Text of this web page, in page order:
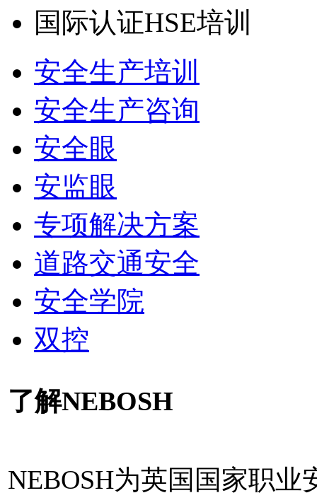
国际认证HSE培训
安全生产培训
安全生产咨询
安全眼
安监眼
专项解决方案
道路交通安全
安全学院
双控
了解NEBOSH
NEBOSH为英国国家职